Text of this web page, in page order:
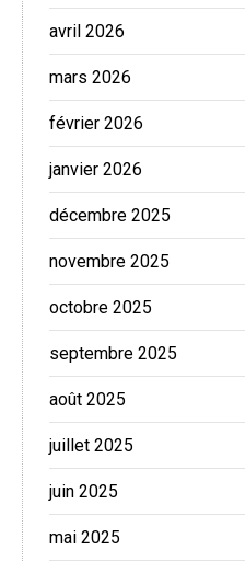
avril 2026
mars 2026
février 2026
janvier 2026
décembre 2025
novembre 2025
octobre 2025
septembre 2025
août 2025
juillet 2025
juin 2025
mai 2025